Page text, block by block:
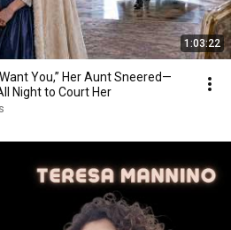
1:03:22
You,” Her Aunt Sneered—
Night to Court Her